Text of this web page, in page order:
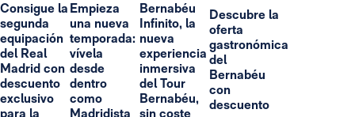
Consigue la
segunda
equipación
del Real
Madrid con
descuento
exclusivo
para la
Empieza
una nueva
temporada:
vívela
desde
dentro
como
Madridista
Bernabéu
Infinito, la
nueva
experiencia
inmersiva
del Tour
Bernabéu,
sin coste
Descubre la
oferta
gastronómica
del
Bernabéu
con
descuento